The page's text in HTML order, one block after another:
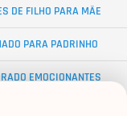
DE FILHO PARA MÃE
PARA PADRINHO
EMOCIONANTES